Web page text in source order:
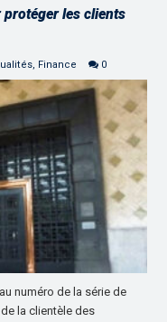
protéger les clients
Finance 0
numéro de la série de
la clientèle des